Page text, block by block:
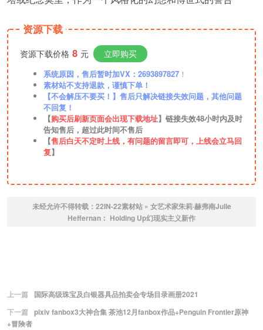
资源下载
资源下载价格 8 元 立即购买
系统原因，售后暂时加VX：2693897827 ！
素材站不支持退款，谨慎下单！
【不会解压不要买！】售后只解决链接失效问题，其他问题
不回复！
【购买后刷新页面会出现下载地址】链接失效48小时内及时
告知售后，超过此时间不售后
【售后白天不定时上线，有问题的留言即可，上线会立马回
复】
未经允许不得转载： 22IN-22素材站» 女艺术家朱莉·赫弗南Julie
Heffernan︰ Holding Up幻现实主义新作
上一篇
国际高级珠宝及白银器具品拍卖会专场目录画册2021
下一篇 pixiv fanbox3大神合集 茶池12月fanbox作品+Penguin Frontier原神
+冒険者